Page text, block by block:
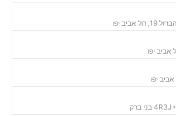
הברזל 19, תל אביב יפו